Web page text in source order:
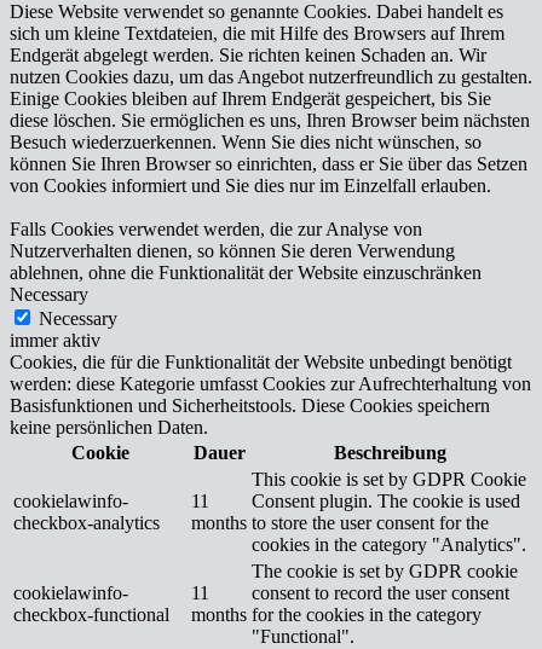
Diese Website verwendet so genannte Cookies. Dabei handelt es
sich um kleine Textdateien, die mit Hilfe des Browsers auf Ihrem
Endgerät abgelegt werden. Sie richten keinen Schaden an. Wir
nutzen Cookies dazu, um das Angebot nutzerfreundlich zu gestalten.
Einige Cookies bleiben auf Ihrem Endgerät gespeichert, bis Sie
diese löschen. Sie ermöglichen es uns, Ihren Browser beim nächsten
Besuch wiederzuerkennen. Wenn Sie dies nicht wünschen, so
können Sie Ihren Browser so einrichten, dass er Sie über das Setzen
von Cookies informiert und Sie dies nur im Einzelfall erlauben.
Falls Cookies verwendet werden, die zur Analyse von
Nutzerverhalten dienen, so können Sie deren Verwendung
ablehnen, ohne die Funktionalität der Website einzuschränken
Necessary
Necessary
immer aktiv
Cookies, die für die Funktionalität der Website unbedingt benötigt
werden: diese Kategorie umfasst Cookies zur Aufrechterhaltung von
Basisfunktionen und Sicherheitstools. Diese Cookies speichern
keine persönlichen Daten.
Cookie
Dauer Beschreibung
cookielawinfo-
checkbox-analytics
11
months
This cookie is set by GDPR Cookie
Consent plugin. The cookie is used
to store the user consent for the
cookies in the category "Analytics".
cookielawinfo-
checkbox-functional
11
months
The cookie is set by GDPR cookie
consent to record the user consent
for the cookies in the category
"Functional".